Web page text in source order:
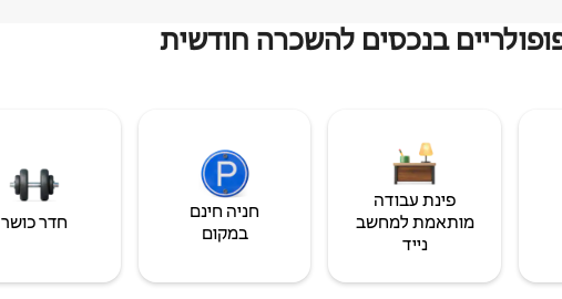
בנכסים להשכרה חודשית
פינת עבודה
מותאמת למחשב
נייד
חניה חינם
במקום
חדר כושר